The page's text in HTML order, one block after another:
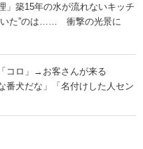
」築15年の水が流れないキッチ
いた”のは…… 衝撃の光景に
コロ」→お客さんが来る
犬だな」「名付けした人セン